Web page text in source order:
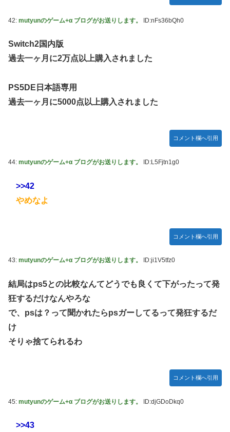
42: mutyunのゲーム+α ブログがお送りします。 ID:nFs36bQh0
Switch2国内版
過去一ヶ月に2万点以上購入されました
PS5DE日本語専用
過去一ヶ月に5000点以上購入されました
コメント欄へ引用
44: mutyunのゲーム+α ブログがお送りします。 ID:L5Fjtn1g0
>>42
やめなよ
コメント欄へ引用
43: mutyunのゲーム+α ブログがお送りします。 ID:ji1V5tfz0
結局はps5との比較なんてどうでも良くて下がったって発
狂するだけなんやろな
で、psは？って聞かれたらpsガーしてるって発狂するだ
け
そりゃ捨てられるわ
コメント欄へ引用
45: mutyunのゲーム+α ブログがお送りします。 ID:djGDoDkq0
>>43